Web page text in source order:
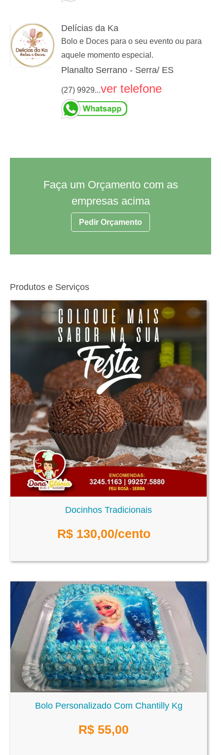
Delícias da Ka
Bolo e Doces para o seu evento ou para
aquele momento especial.
Planalto Serrano - Serra/ ES
(27) 9929...ver telefone
Faça um Orçamento com as
empresas acima
Pedir Orçamento
Produtos e Serviços
Docinhos Tradicionais
R$ 130,00/cento
Bolo Personalizado Com Chantilly Kg
R$ 55,00